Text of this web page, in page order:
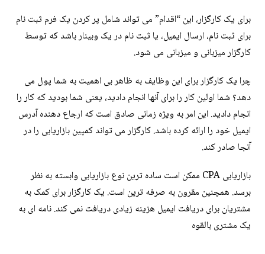
برای یک کارگزار، این “اقدام” می تواند شامل پر کردن یک فرم ثبت نام
برای ثبت نام، ارسال ایمیل، یا ثبت نام در یک وبینار باشد که توسط
کارگزار میزبانی و میزبانی می شود.
چرا یک کارگزار برای این وظایف به ظاهر بی اهمیت به شما پول می
دهد؟ شما اولین کار را برای آنها انجام دادید، یعنی شما بودید که کار را
انجام دادید. این امر به ویژه زمانی صادق است که ارجاع دهنده آدرس
ایمیل خود را ارائه کرده باشد. کارگزار می تواند کمپین بازاریابی را در
آنجا صادر کند.
بازاریابی CPA ممکن است ساده ترین نوع بازاریابی وابسته به نظر
برسد. همچنین مقرون به صرفه ترین است. یک کارگزار برای کمک به
مشتریان برای دریافت ایمیل هزینه زیادی دریافت نمی کند. نامه ای به
یک مشتری بالقوه